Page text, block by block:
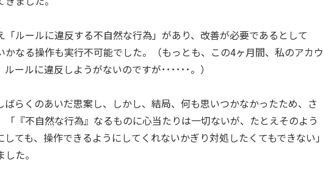
ルールに違反する不自然な行為」があり、改善が必要であるとして
なる操作も実行不可能でした。（もっとも、この4ヶ月間、私のアカウ
ールに違反しようがないのですが･･････。）
らくのあいだ思案し、しかし、結局、何も思いつかなかったため、さ
『不自然な行為』なるものに心当たりは一切ないが、たとえそのよう
ても、操作できるようにしてくれないかぎり対処したくてもできない」
た。